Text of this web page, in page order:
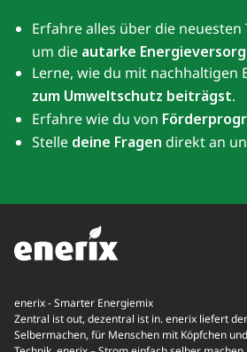
Erfahre alles über die
um die autarke
Lerne, wie du mit nachhaltigen
zum Umweltschutz beiträgst.
Erfahre wie du von
Stelle deine Fragen direkt an
enerix - Smarter Energiemix
Zentral ist out, dezentral ist in. enerix liefert
Selbermachen, für Menschen mit Köpfchen